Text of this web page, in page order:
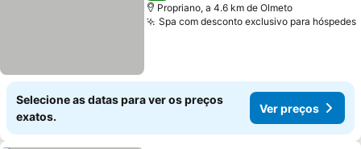
Propriano, a 4.6 km de Olmeto
Spa com desconto exclusivo para hóspedes
Selecione as datas para ver os preços
exatos.
Ver preços